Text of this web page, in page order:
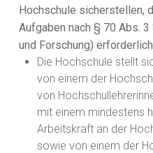
Hochschule sicherstellen,
Aufgaben nach § 70 Abs.
und Forschung)
Die Hochschule stellt
von einem der
von
mit einem mindestens
Arbeitskraft an der
sowie von einem der